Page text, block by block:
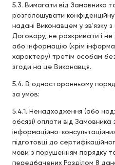
5.3. Вимагати від Замовника
розголошувати конфіденційну
надані Виконавцем у зв'язку
Договору, не розкривати і
або інформацію (крім
характеру) третім особам
згоди на це Виконавця.
5.4. В односторонньому
за умов:
5.4.1. Ненадходження (або
обсязі) оплати від
інформаційно-
підготовці до
мови з порушенням порядку
передбачених Розділом 8